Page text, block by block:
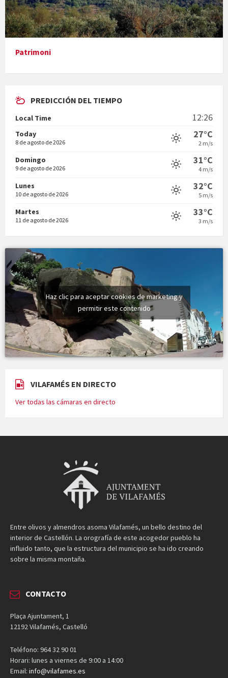
Presentació del llibre &quot;La mare&quot;, d'Emma Zafon
En Bum
Vermuts a la Font. Hit parit
Patrimoni
PREDICCIÓN DEL TIEMPO
Local Time 12:26
Today
8 de agosto de 2026
27°C
2 m/s
Domingo
9 de agosto de 2026
31°C
4 m/s
Lunes
10 de agosto de 2026
32°C
5 m/s
Martes
11 de agosto de 2026
33°C
3 m/s
Haz clic para aceptar cookies de marketing y
permitir este contenido
VILAFAMÉS EN DIRECTO
Ver todas las cámaras en directo
Entre olivos y almendros asoma Vilafamés, un bello destino del
interior de Castellón. La orografía de este acogedor pueblo ha
influido tanto, que la estructura del municipio se ha ido creando
sobre la misma montaña.
CONTACTO
Plaça Ajuntament, 1
12192 Vilafamés, Castelló
Teléfono: 964 32 90 01
Horari: lunes a viernes de 9:00 a 14:00
Email: info@vilafames.es